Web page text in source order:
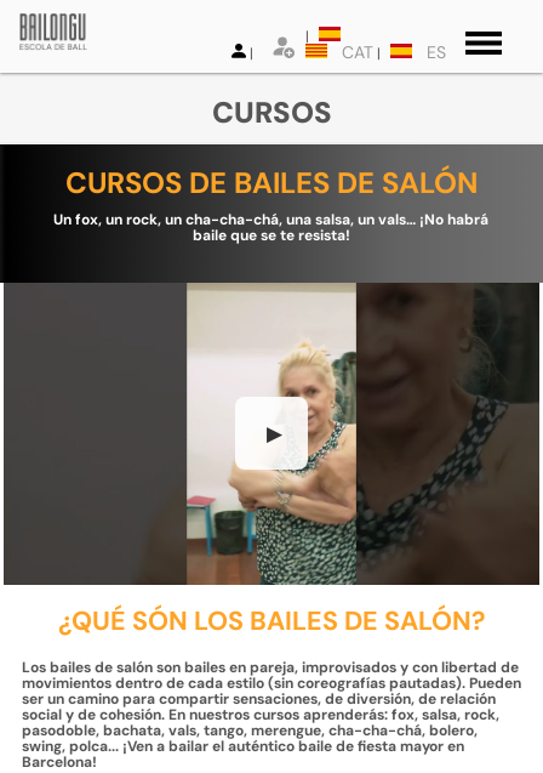
CAT ES
CURSOS
CURSOS DE BAILES DE SALÓN
Un fox, un rock, un cha-cha-chá, una salsa, un vals… ¡No habrá
baile que se te resista!
▶
¿QUÉ SÓN LOS BAILES DE SALÓN?
Los bailes de salón son bailes en pareja, improvisados y con libertad de
movimientos dentro de cada estilo (sin coreografías pautadas). Pueden
ser un camino para compartir sensaciones, de diversión, de relación
social y de cohesión. En nuestros cursos aprenderás: fox, salsa, rock,
pasodoble, bachata, vals, tango, merengue, cha-cha-chá, bolero,
swing, polca... ¡Ven a bailar el auténtico baile de fiesta mayor en
Barcelona!